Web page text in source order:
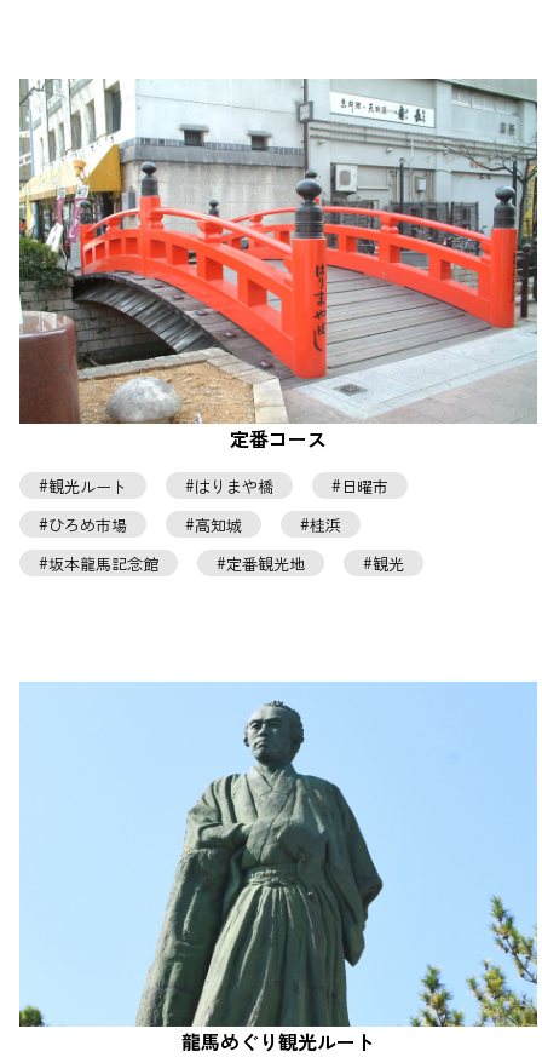
定番コース
観光ルート はりまや橋
日曜市
ひろめ市場
高知城
桂浜
坂本龍馬記念館
定番観光地 観光
龍馬めぐり観光ルート